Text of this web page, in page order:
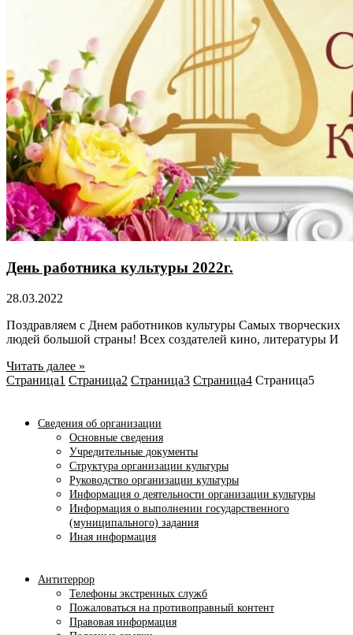
День работника культуры 2022г.
28.03.2022
Поздравляем с Днем работников культуры Самых творческих
людей большой страны! Всех создателей кино, литературы И
Читать далее »
Страница1 Страница2 Страница3 Страница4 Страница5
Сведения об организации
Основные сведения
Учредительные документы
Структура организации культуры
Руководство организации культуры
Информация о деятельности организации культуры
Информация о выполнении государственного
(муниципального) задания
Иная информация
Антитеррор
Телефоны экстренных служб
Пожаловаться на противоправный контент
Правовая информация